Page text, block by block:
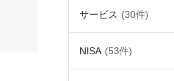
サービス (30件)
NISA (53件)